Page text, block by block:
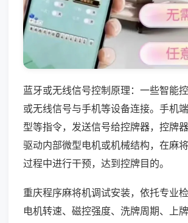
蓝牙或无线信号控制原理：一些智能
或无线信号与手机等设备连接。手机
型等指令，发送信号给控牌器，控牌
驱动内部微型电机或机械结构，在麻
过程中进行干预，达到控牌目的。
重庆程序麻将机调试安装，依托专业
电机转速、磁控强度、洗牌周期、上